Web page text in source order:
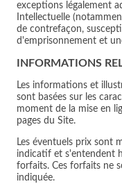
exceptions légalement
Intellectuelle
de contrefaçon,
d'emprisonnement et
INFORMATIONS
Les informations et
sont basées sur les
moment de la mise en
pages du Site.
Les éventuels prix sont
indicatif et s'entendent
forfaits. Ces forfaits ne
indiquée.